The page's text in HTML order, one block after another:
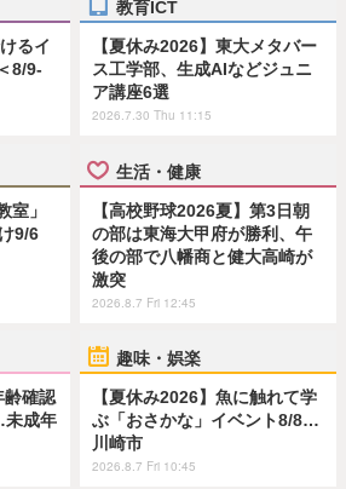
るイ
8/9-
教育ICT
【夏休み2026】東大メタバー
ス工学部、生成AIなどジュニ
ア講座6選
2026.7.30 Thu 11:15
室」
9/6
生活・健康
【高校野球2026夏】第3日朝
の部は東海大甲府が勝利、午
後の部で八幡商と健大高崎が
激突
2026.8.7 Fri 12:45
齢確認
未成年
趣味・娯楽
【夏休み2026】魚に触れて学
ぶ「おさかな」イベント8/8…
川崎市
2026.8.7 Fri 10:45